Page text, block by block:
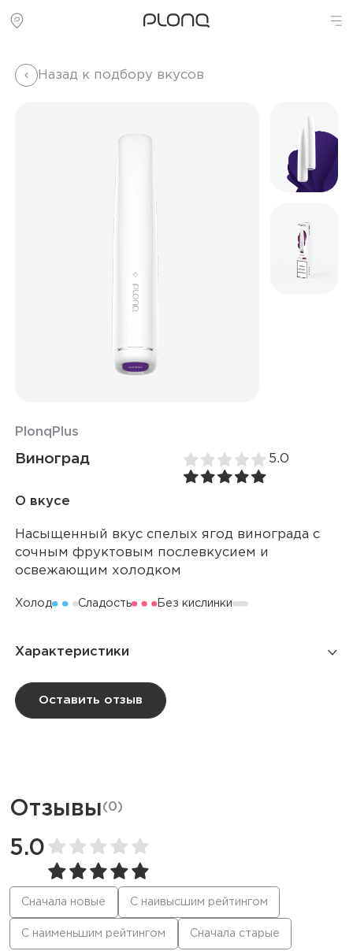
Назад к подбору вкусов
Plonq Plus
Виноград 5.0
О вкусе
Насыщенный вкус спелых ягод винограда с
сочным фруктовым послевкусием и
освежающим холодком
Холод Сладость Без кислинки
Характеристики
Количество затяжек
Количество вкусов
Тип коила
Глянцевый
Оставить отзыв
Отзывы (0)
5.0
Сначала новые С наивысшим рейтингом
С наименьшим рейтингом Сначала старые